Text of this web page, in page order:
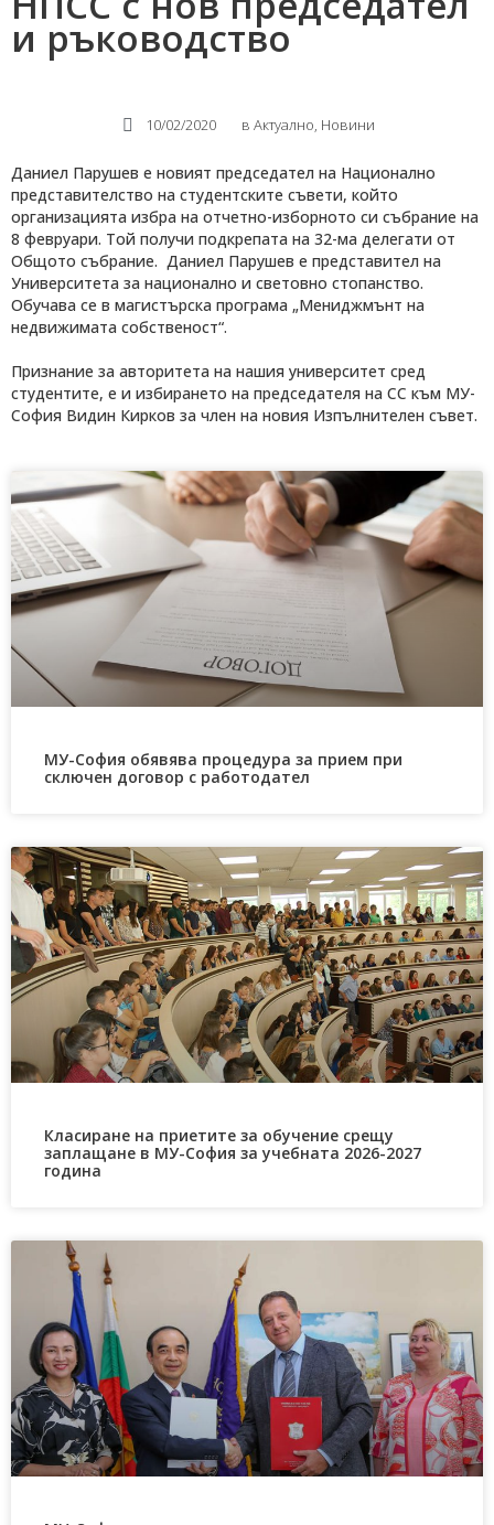
и ръководство
10/02/2020 в Актуално, Новини
Даниел Парушев е новият председател на Национално
представителство на студентските съвети, който
организацията избра на отчетно-изборното си събрание на
8 февруари. Той получи подкрепата на 32-ма делегати от
Общото събрание. Даниел Парушев е представител на
Университета за национално и световно стопанство.
Обучава се в магистърска програма „Мениджмънт на
недвижимата собственост“.
Признание за авторитета на нашия университет сред
студентите, е и избирането на председателя на СС към МУ-
София Видин Кирков за член на новия Изпълнителен съвет.
МУ-София обявява процедура за прием при
сключен договор с работодател
Класиране на приетите за обучение срещу
заплащане в МУ-София за учебната 2026-2027
година